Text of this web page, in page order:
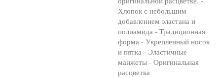
Хлопок с небольшим
добавлением эластана и
полиамида - Традиционная
форма - Укрепленный носок
и пятка - Эластичные
манжеты - Оригинальная
расцветка